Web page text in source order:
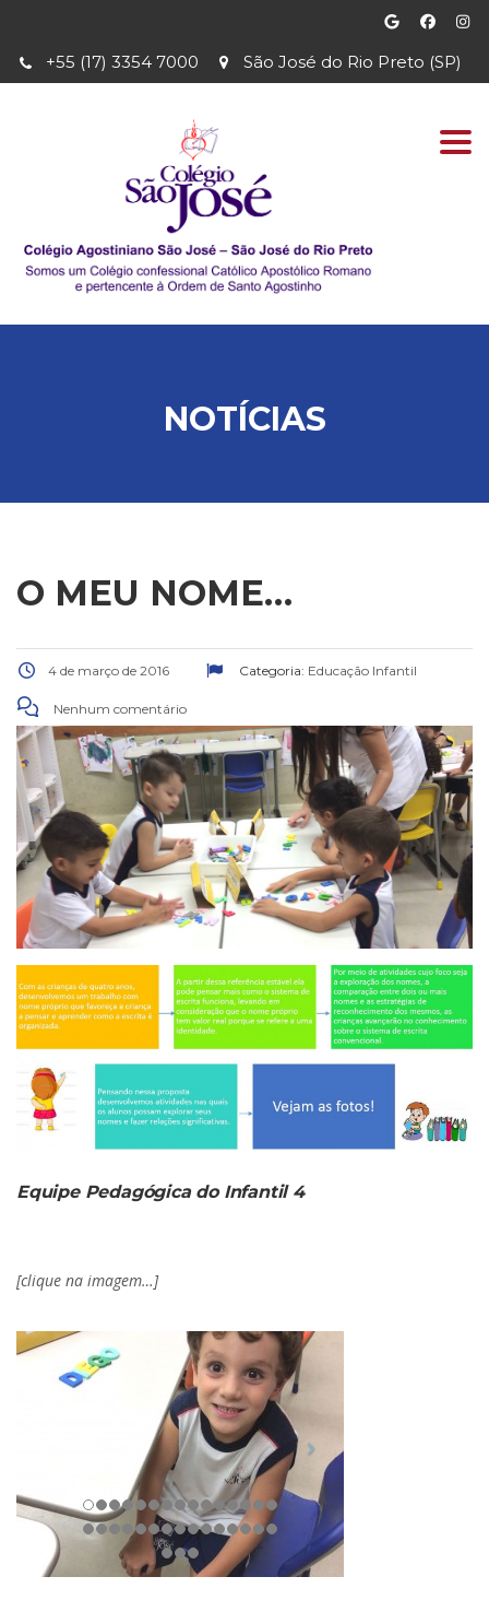
São José do Rio Preto (SP)
+55 (17) 3354 7000
NOTÍCIAS
O MEU NOME…
4 de março de 2016 Categoria: Educação Infantil
Nenhum comentário
Equipe Pedagógica do Infantil 4
[clique na imagem…]